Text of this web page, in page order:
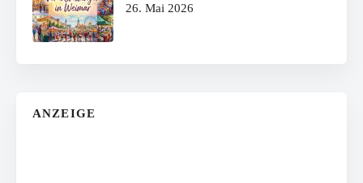
26. Mai 2026
ANZEIGE